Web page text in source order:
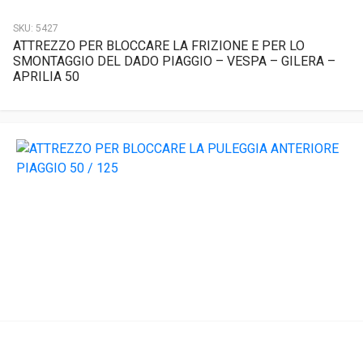
SKU: 5427
ATTREZZO PER BLOCCARE LA FRIZIONE E PER LO
SMONTAGGIO DEL DADO PIAGGIO – VESPA – GILERA –
APRILIA 50